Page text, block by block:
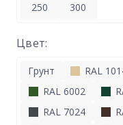
250
300
Цвет:
Грунт RAL
RAL 6002
RAL 7024